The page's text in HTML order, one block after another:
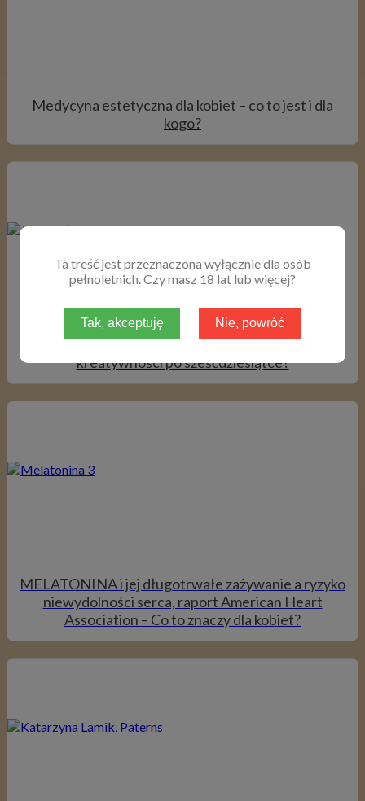
Medycyna estetyczna dla kobiet – co to jest i dla
kogo?
Jak działa mózg i skąd się bierze sukces
kreatywności po sześćdziesiątce?
MELATONINA i jej długotrwałe zażywanie a ryzyko
niewydolności serca, raport American Heart
Association – Co to znaczy dla kobiet?
Ta treść jest przeznaczona wyłącznie dla osób
pełnoletnich. Czy masz 18 lat lub więcej?
Tak, akceptuję Nie, powróć